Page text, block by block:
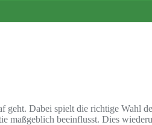
Dabei spielt die richtige Wahl
maßgeblich beeinflusst. Dies